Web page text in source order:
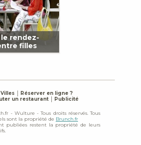
rendez-
filles
Réserver en ligne ?
un restaurant
Publicité
- Wulture - Tous droits réservés. Tous
sont la propriété de Brunch.fr
publiées restent la propriété de leurs